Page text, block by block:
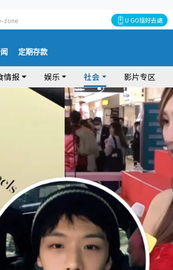
zone U GO搵好去處
定期存款
情报 娱乐 社会 影片专区